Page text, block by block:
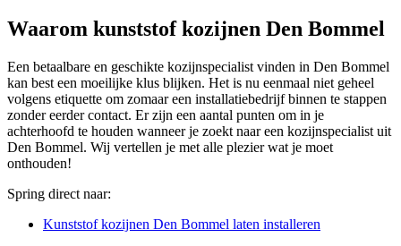
Waarom kunststof kozijnen Den Bommel
Een betaalbare en geschikte kozijnspecialist vinden in Den Bommel
kan best een moeilijke klus blijken. Het is nu eenmaal niet geheel
volgens etiquette om zomaar een installatiebedrijf binnen te stappen
zonder eerder contact. Er zijn een aantal punten om in je
achterhoofd te houden wanneer je zoekt naar een kozijnspecialist uit
Den Bommel. Wij vertellen je met alle plezier wat je moet
onthouden!
Spring direct naar:
Kunststof kozijnen Den Bommel laten installeren